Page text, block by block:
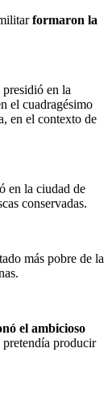
formaron la
presidió en la
el cuadragésimo
en el contexto de
en la ciudad de
conservadas.
más pobre de la
el ambicioso
pretendía producir